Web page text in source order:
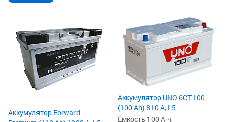
Аккумулятор Forward
Аккумулятор UNO 6CT-100
(100 Ah) 810 А, L5
Ёмкость 100 А·ч,